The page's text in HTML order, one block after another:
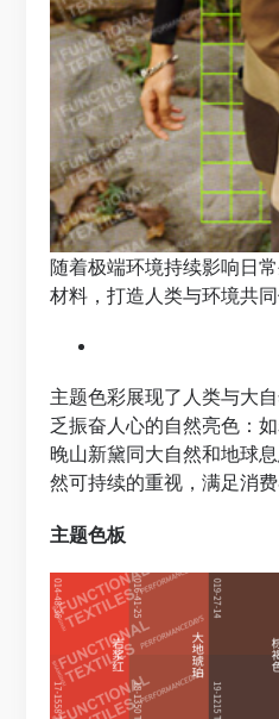
随着极端环境持续影响日
材料，打造人类与环境共
主题色彩展现了人类与大
乏振奋人心的自然亮色：
晚山新黛同大自然和地球
然可持续的重视，满足消
主题色板